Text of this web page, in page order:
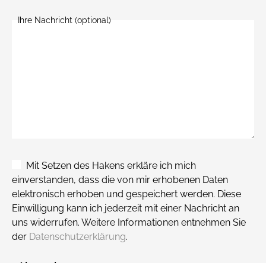
Ihre Nachricht (optional)
Mit Setzen des Hakens erkläre ich mich
einverstanden, dass die von mir erhobenen Daten
elektronisch erhoben und gespeichert werden. Diese
Einwilligung kann ich jederzeit mit einer Nachricht an
uns widerrufen. Weitere Informationen entnehmen Sie
der Datenschutzerklärung.